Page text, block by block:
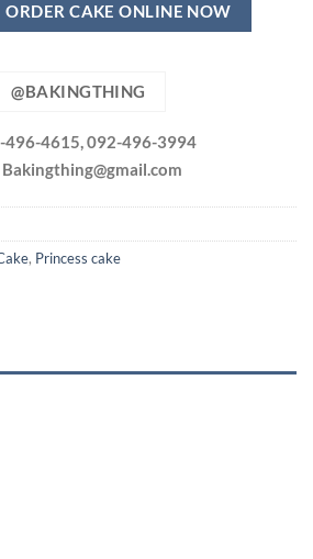
ORDER CAKE ONLINE NOW
@BAKINGTHING
496-4615, 092-496-3994
Bakingthing@gmail.com
, Princess cake